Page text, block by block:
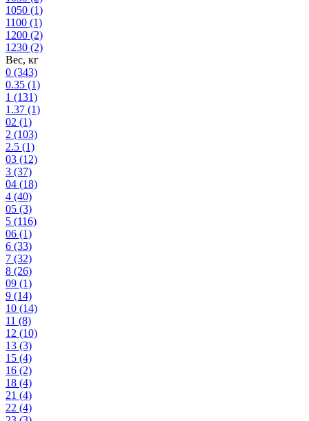
1050 (1)
1100 (1)
1200 (2)
1230 (2)
Вес, кг
0 (343)
0.35 (1)
1 (131)
1.37 (1)
02 (1)
2 (103)
2.5 (1)
03 (12)
3 (37)
04 (18)
4 (40)
05 (3)
5 (116)
06 (1)
6 (33)
7 (32)
8 (26)
09 (1)
9 (14)
10 (14)
11 (8)
12 (10)
13 (3)
15 (4)
16 (2)
18 (4)
21 (4)
22 (4)